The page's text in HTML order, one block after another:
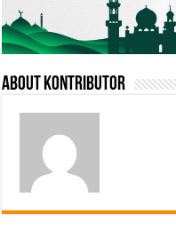
About Kontributor